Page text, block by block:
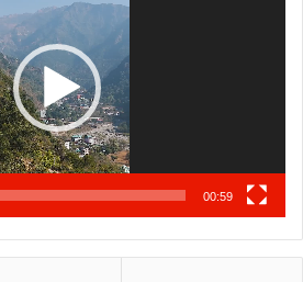
00:59